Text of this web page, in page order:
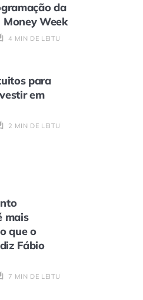
da
Money Week
4 MIN DE LEITURA
para
em
2 MIN DE LEITURA
mais
que o
Fábio
7 MIN DE LEITURA